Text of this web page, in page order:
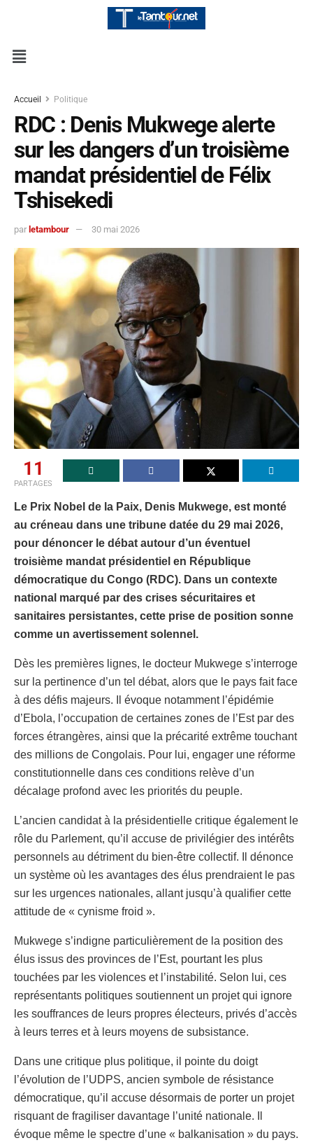
Accueil Politique
RDC : Denis Mukwege alerte
sur les dangers d’un troisième
mandat présidentiel de Félix
Tshisekedi
par letambour 30 mai 2026
11
PARTAGES
Le Prix Nobel de la Paix, Denis Mukwege, est monté
au créneau dans une tribune datée du 29 mai 2026,
pour dénoncer le débat autour d’un éventuel
troisième mandat présidentiel en République
démocratique du Congo (RDC). Dans un contexte
national marqué par des crises sécuritaires et
sanitaires persistantes, cette prise de position sonne
comme un avertissement solennel.
Dès les premières lignes, le docteur Mukwege s’interroge
sur la pertinence d’un tel débat, alors que le pays fait face
à des défis majeurs. Il évoque notamment l’épidémie
d’Ebola, l’occupation de certaines zones de l’Est par des
forces étrangères, ainsi que la précarité extrême touchant
des millions de Congolais. Pour lui, engager une réforme
constitutionnelle dans ces conditions relève d’un
décalage profond avec les priorités du peuple.
L’ancien candidat à la présidentielle critique également le
rôle du Parlement, qu’il accuse de privilégier des intérêts
personnels au détriment du bien-être collectif. Il dénonce
un système où les avantages des élus prendraient le pas
sur les urgences nationales, allant jusqu’à qualifier cette
attitude de « cynisme froid ».
Mukwege s’indigne particulièrement de la position des
élus issus des provinces de l’Est, pourtant les plus
touchées par les violences et l’instabilité. Selon lui, ces
représentants politiques soutiennent un projet qui ignore
les souffrances de leurs propres électeurs, privés d’accès
à leurs terres et à leurs moyens de subsistance.
Dans une critique plus politique, il pointe du doigt
l’évolution de l’UDPS, ancien symbole de résistance
démocratique, qu’il accuse désormais de porter un projet
risquant de fragiliser davantage l’unité nationale. Il
évoque même le spectre d’une « balkanisation » du pays.